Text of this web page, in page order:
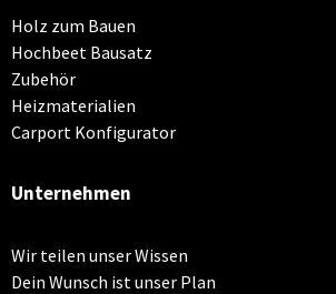
Holz zum Bauen
Hochbeet Bausatz
Zubehör
Heizmaterialien
Carport Konfigurator
Unternehmen
Wir teilen unser Wissen
Dein Wunsch ist unser Plan